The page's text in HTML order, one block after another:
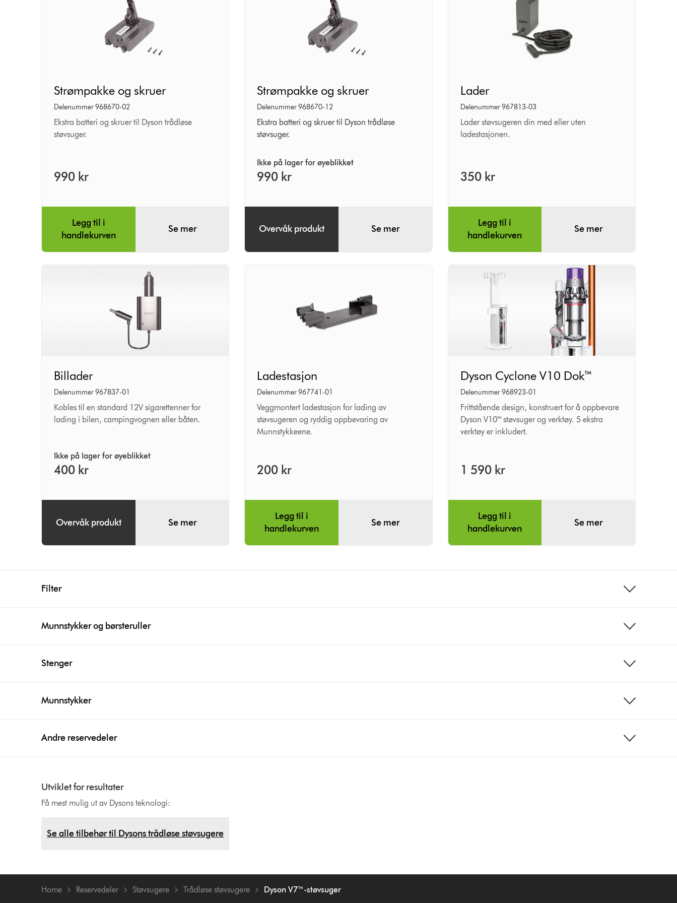
og
skruer
Strømpakke og skruer
Delenummer 968670-02
Ekstra batteri og skruer til Dyson trådløse
støvsuger.
990 kr
Legg til i
handlekurven
Se mer
og
skruer
Strømpakke og skruer
Delenummer 968670-12
Ekstra batteri og skruer til Dyson trådløse
støvsuger.
Ikke på lager for øyeblikket
990 kr
Overvåk produkt Se mer
Lader
Delenummer 967813-03
Lader støvsugeren din med eller uten
ladestasjonen.
350 kr
Legg til i
handlekurven
Se mer
Billader
Delenummer 967837-01
Kobles til en standard 12V sigarettenner for
lading i bilen, campingvognen eller båten.
Ikke på lager for øyeblikket
400 kr
Overvåk produkt Se mer
Ladestasjon
Delenummer 967741-01
Veggmontert ladestasjon for lading av
støvsugeren og ryddig oppbevaring av
Munnstykkeene.
200 kr
Legg til i
handlekurven
Se mer
Cyclone
V10
Dok™
Dyson Cyclone V10 Dok™
Delenummer 968923-01
Frittstående design, konstruert for å oppbevare
Dyson V10™ støvsuger og verktøy. 5 ekstra
verktøy er inkludert.
1 590 kr
Legg til i
handlekurven
Se mer
Filter
Munnstykker og børsteruller
Stenger
Munnstykker
Andre reservedeler
Utviklet for resultater
Få mest mulig ut av Dysons teknologi:
Se alle tilbehør til Dysons trådløse støvsugere
Home Reservedeler Støvsugere Trådløse støvsugere Dyson V7™-støvsuger